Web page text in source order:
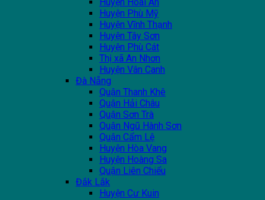
Huyện Phù Mỹ
Huyện Vĩnh Thạnh
Huyện Tây Sơn
Huyện Phù Cát
Thị xã An Nhơn
Huyện Vân Canh
Đà Nẵng
Quận Thanh Khê
Quận Hải Châu
Quận Sơn Trà
Quận Ngũ Hành Sơn
Quận Cẩm Lệ
Huyện Hòa Vang
Huyện Hoàng Sa
Quận Liên Chiểu
Đắk Lắk
Huyện Cư Kuin